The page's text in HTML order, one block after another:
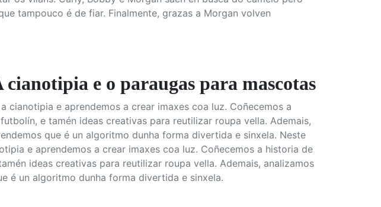
tampouco é de fiar. Finalmente, grazas a Morgan volven
e o paraugas para mascotas
cianotipia e aprendemos a crear imaxes coa luz. Coñecemos a
e tamén ideas creativas para reutilizar roupa vella. Ademais,
que é un algoritmo dunha forma divertida e sinxela. Neste
e aprendemos a crear imaxes coa luz. Coñecemos a historia de
ideas creativas para reutilizar roupa vella. Ademais, analizamos
é un algoritmo dunha forma divertida e sinxela.